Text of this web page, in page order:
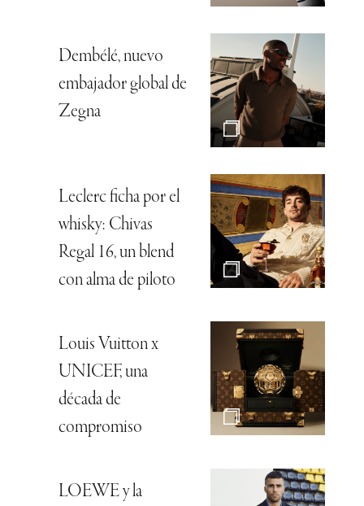
Dembélé, nuevo
embajador global de
Zegna
Leclerc ficha por el
whisky: Chivas
Regal 16, un blend
con alma de piloto
Louis Vuitton x
UNICEF, una
década de
compromiso
LOEWE y la